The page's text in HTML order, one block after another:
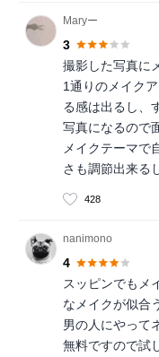
Maryー
3
撮影した写真に
1通りのメイク
る感は出るし、
写真になるので
メイクテーマで
さも調節出来る
428
nanimono
4
スッピンでもメ
なメイクが似合
男の人にやって
無料ですので試